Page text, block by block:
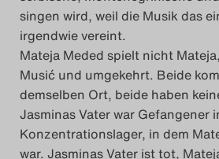
singen wird, weil die Musik das
irgendwie vereint.
Mateja Meded spielt nicht
Musić und umgekehrt. Beide
demselben Ort, beide haben
Jasminas Vater war Gefangener
Konzentrationslager, in dem
war. Jasminas Vater ist tot,